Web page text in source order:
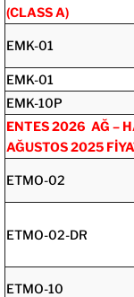
(CLASS A)
EMK-01
EMK-01
EMK-10P
ENTES 2026 AĞ –
AĞUSTOS 2025
ETMO-02
ETMO-02-DR
ETMO-10